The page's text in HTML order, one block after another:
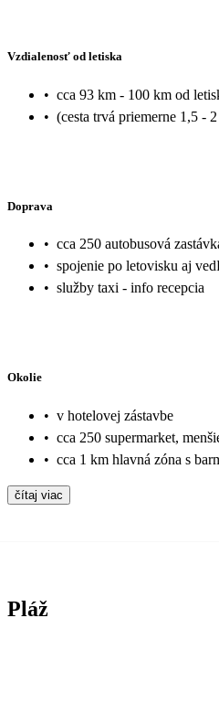
Vzdialenosť od letiska
• cca 93 km - 100 km od
• (cesta trvá priemerne 1,5 -
Doprava
• cca 250 autobusová
• spojenie po letovisku aj
• služby taxi - info recepcia
Okolie
• v hotelovej zástavbe
• cca 250 supermarket,
• cca 1 km hlavná zóna s
čítaj viac
Pláž